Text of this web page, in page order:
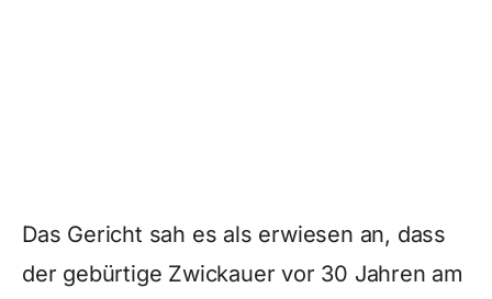
Das Gericht sah es als erwiesen an, dass
der gebürtige Zwickauer vor 30 Jahren am